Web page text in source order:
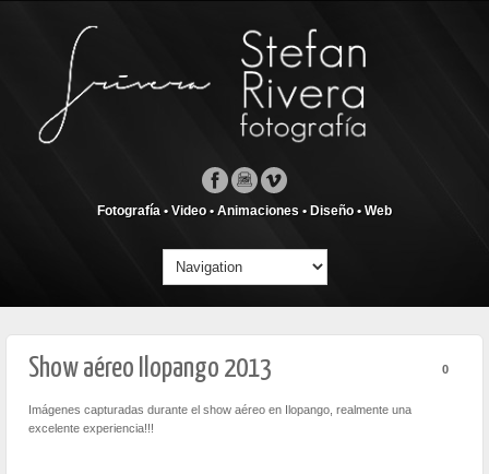
Fotografía • Video • Animaciones • Diseño • Web
Show aéreo Ilopango 2013 0
Imágenes capturadas durante el show aéreo en Ilopango, realmente una
excelente experiencia!!!